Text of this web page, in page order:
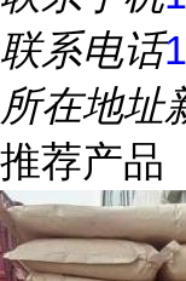
联系电话
所在地址
推荐产品